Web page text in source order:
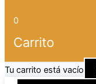
0
Carrito
Tu carrito está vacío